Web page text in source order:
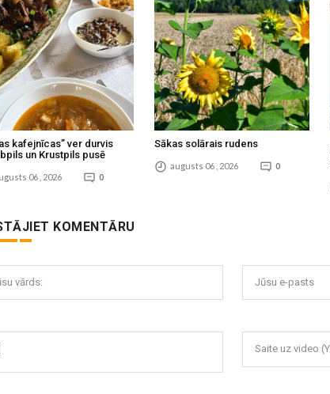
kafejnīcas” ver durvis
un Krustpils pusē
06 , 2026 0
Sākas solārais rudens
augusts 06 , 2026 0
KOMENTĀRU
vārds: Jūsu e-pasts
Saite uz video